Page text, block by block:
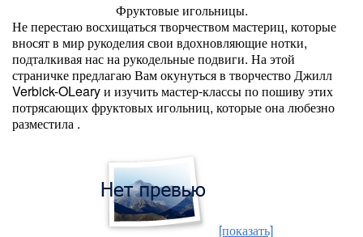
Фруктовые игольницы.
Не перестаю восхищаться творчеством мастериц, которые
вносят в мир рукоделия свои вдохновляющие нотки,
подталкивая нас на рукодельные подвиги. На этой
страничке предлагаю Вам окунуться в творчество Джилл
Verbick-OLeary и изучить мастер-классы по пошиву этих
потрясающих фруктовых игольниц, которые она любезно
разместила .
[показать]